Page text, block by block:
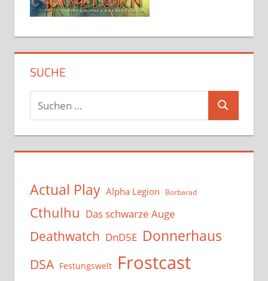
SUCHE
Suchen
nach:
Suchen
Actual Play Alpha Legion Borbarad
Cthulhu Das schwarze Auge
Deathwatch DnD5E Donnerhaus
DSA Festungswelt Frostcast